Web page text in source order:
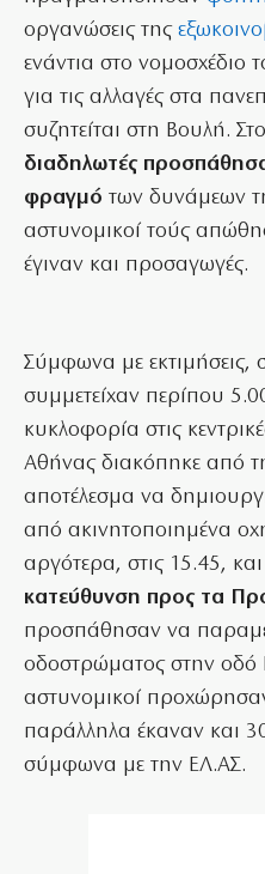
οργανώσεις της
ενάντια στο νομοσχέδιο
για τις αλλαγές στα
συζητείται στη Βουλή.
διαδηλωτές
φραγμό των δυνάμεων
αστυνομικοί τούς
έγιναν και προσαγωγές.
Σύμφωνα με εκτιμήσεις,
συμμετείχαν περίπου
κυκλοφορία στις
Αθήνας διακόπηκε από
αποτέλεσμα να
από ακινητοποιημένα
αργότερα, στις 15.45, και
κατεύθυνση προς τα
προσπάθησαν να
οδοστρώματος στην οδό
αστυνομικοί
παράλληλα έκαναν και
σύμφωνα με την ΕΛ.ΑΣ.